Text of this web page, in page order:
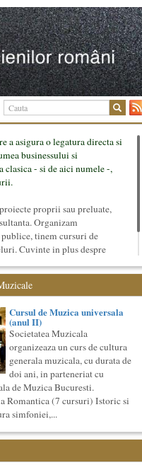
a asigura o legatura directa si
businessului si
clasica - si de aici numele -,
proprii sau preluate,
Organizam
tinem cursuri de
Cuvinte in plus despre
Cursul de Muzica universala
(anul II)
Societatea Muzicala
organizeaza un curs de cultura
generala muzicala, cu durata de
doi ani, in parteneriat cu
de Muzica Bucuresti.
Romantica (7 cursuri) Istoric si
simfoniei,...